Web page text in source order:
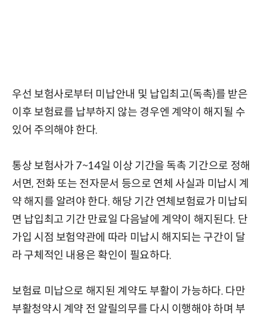
우선 보험사로부터 미납안내 및 납입최고(독촉)를 받은
이후 보험료를 납부하지 않는 경우엔 계약이 해지될 수
있어 주의해야 한다.
통상 보험사가 7~14일 이상 기간을 독촉 기간으로 정해
서면, 전화 또는 전자문서 등으로 연체 사실과 미납시 계
약 해지를 알려야 한다. 해당 기간 연체보험료가 미납되
면 납입최고 기간 만료일 다음날에 계약이 해지된다. 단
가입 시점 보험약관에 따라 미납시 해지되는 구간이 달
라 구체적인 내용은 확인이 필요하다.
보험료 미납으로 해지된 계약도 부활이 가능하다. 다만
부활청약시 계약 전 알릴의무를 다시 이행해야 하며 부